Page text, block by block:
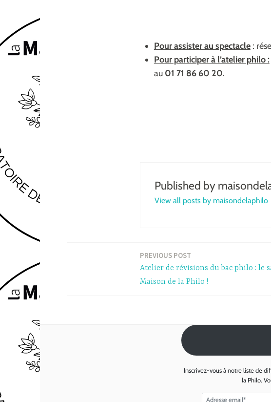
Pour assister au spectacle:
Pour participer à l’atelier philo :
au 01 71 86 60 20.
Published by
View all posts by maisondelaphilo
PREVIOUS POST
Atelier de révisions du bac philo : le
Maison de la Philo !
Inscrivez-vous à notre liste de
la Philo.